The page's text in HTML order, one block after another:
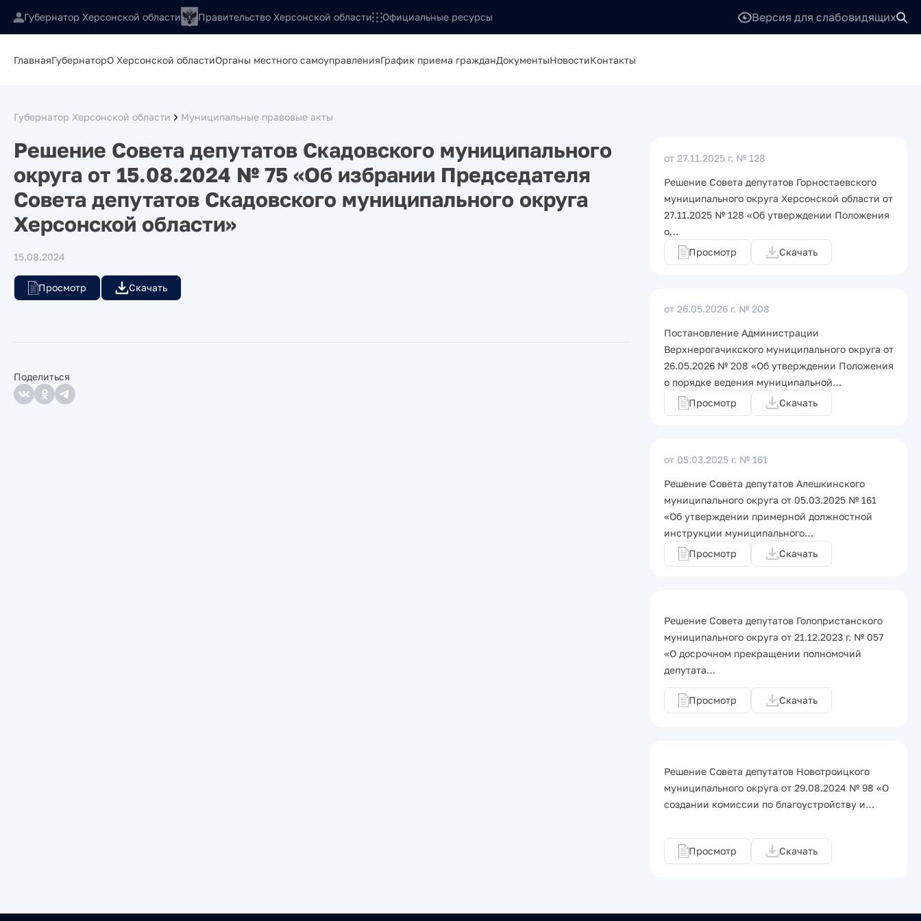
Губернатор Херсонской области Правительство Херсонской области Официальные ресурсы Версия для слабовидящих
ГлавнаяГубернаторО Херсонской областиОрганы местного самоуправленияГрафик приема гражданДокументыНовостиКонтакты
Губернатор Херсонской области Муниципальные правовые акты
Решение Совета депутатов Скадовского муниципального
округа от 15.08.2024 № 75 «Об избрании Председателя
Совета депутатов Скадовского муниципального округа
Херсонской области»
15.08.2024
Просмотр Скачать
Поделиться
от 27.11.2025 г. № 128
Решение Совета депутатов Горностаевского
муниципального округа Херсонской области от
27.11.2025 № 128 «Об утверждении Положения
о…
Просмотр
Скачать
от 26.05.2026 г. № 208
Постановление Администрации
Верхнерогачикского муниципального округа от
26.05.2026 № 208 «Об утверждении Положения
о порядке ведения муниципальной…
Просмотр
Скачать
от 05.03.2025 г. № 161
Решение Совета депутатов Алешкинского
муниципального округа от 05.03.2025 № 161
«Об утверждении примерной должностной
инструкции муниципального…
Просмотр
Скачать
Решение Совета депутатов Голопристанского
муниципального округа от 21.12.2023 г. № 057
«О досрочном прекращении полномочий
депутата…
Просмотр Скачать
Решение Совета депутатов Новотроицкого
муниципального округа от 29.08.2024 № 98 «О
создании комиссии по благоустройству и…
Просмотр Скачать